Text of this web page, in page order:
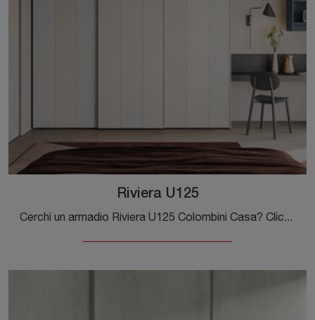
Riviera U125
Cerchi un armadio Riviera U125 Colombini Casa? Clicca subito! Gli armadi a muro con ante scorrevoli ti aspettano.